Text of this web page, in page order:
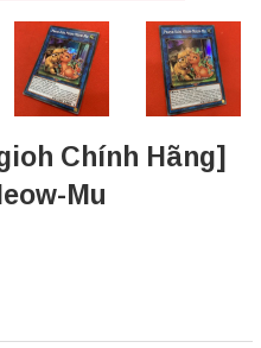
Chính Hãng]
Mu